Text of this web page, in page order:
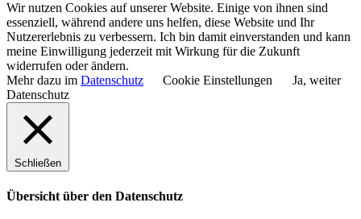
Wir nutzen Cookies auf unserer Website. Einige von ihnen sind
essenziell, während andere uns helfen, diese Website und Ihr
Nutzererlebnis zu verbessern. Ich bin damit einverstanden und kann
meine Einwilligung jederzeit mit Wirkung für die Zukunft
widerrufen oder ändern.
Mehr dazu im Datenschutz Cookie Einstellungen
Ja, weiter
Datenschutz
Schließen
Übersicht über den Datenschutz